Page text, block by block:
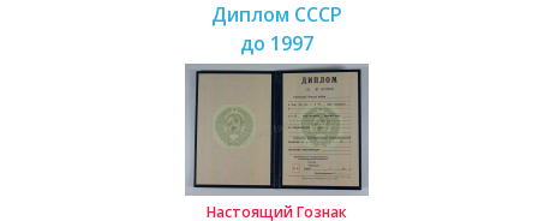
Диплом СССР
до 1997
Настоящий Гознак